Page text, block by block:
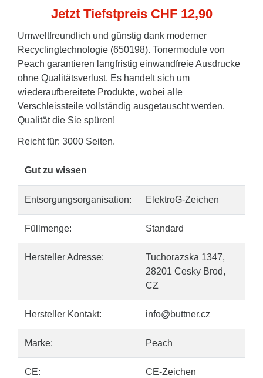
Jetzt Tiefstpreis CHF 12,90
Umweltfreundlich und günstig dank moderner
Recyclingtechnologie (650198). Tonermodule von
Peach garantieren langfristig einwandfreie Ausdrucke
ohne Qualitätsverlust. Es handelt sich um
wiederaufbereitete Produkte, wobei alle
Verschleissteile vollständig ausgetauscht werden.
Qualität die Sie spüren!
Reicht für: 3000 Seiten.
Gut zu wissen
Entsorgungsorganisation: ElektroG-Zeichen
Füllmenge: Standard
Hersteller Adresse:
Tuchorazska 1347,
28201 Cesky Brod,
CZ
Hersteller Kontakt: info@buttner.cz
Marke: Peach
CE: CE-Zeichen